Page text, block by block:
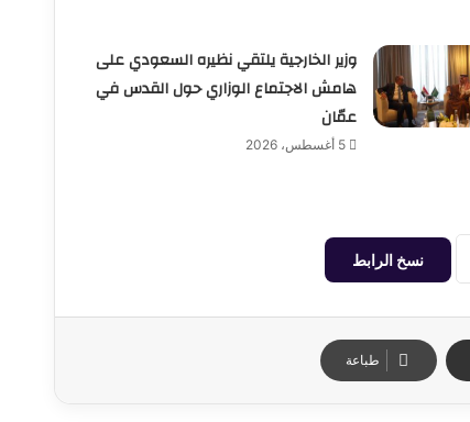
وزير الخارجية يلتقي نظيره السعودي على
هامش الاجتماع الوزاري حول القدس في
عمّان
5 أغسطس، 2026
نسخ الرابط
طباعة